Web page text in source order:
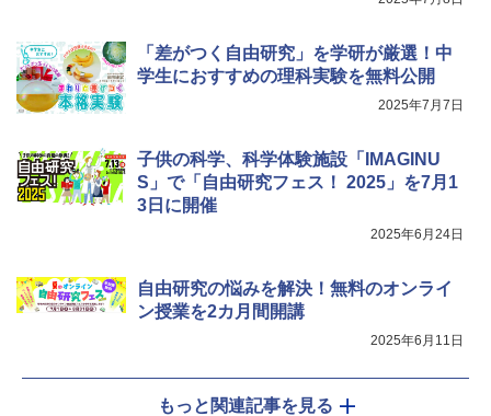
「差がつく自由研究」を学研が厳選！中
学生におすすめの理科実験を無料公開
2025年7月7日
子供の科学、科学体験施設「IMAGINU
S」で「自由研究フェス！ 2025」を7月1
3日に開催
2025年6月24日
自由研究の悩みを解決！無料のオンライ
ン授業を2カ月間開講
2025年6月11日
もっと関連記事を見る